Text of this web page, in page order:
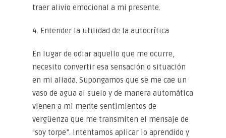
traer alivio emocional a mi presente.
4. Entender la utilidad de la autocrítica
En lugar de odiar aquello que me ocurre,
necesito convertir esa sensación o situación
en mi aliada. Supongamos que se me cae un
vaso de agua al suelo y de manera automática
vienen a mi mente sentimientos de
vergüenza que me transmiten el mensaje de
“soy torpe”. Intentamos aplicar lo aprendido y